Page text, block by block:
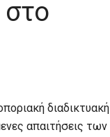
στο
διαδικτυακή
απαιτήσεις των